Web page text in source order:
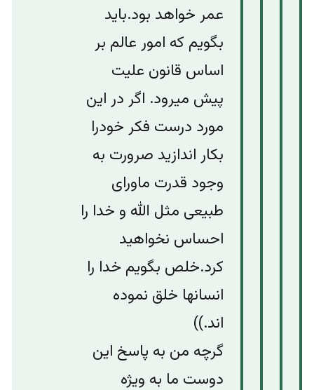
عمر خواهد بود.باید
بگویم که امور عالم بر
اساس قانون علیت
پیش میرود. اگر در این
مورد درست فکر خودرا
بکار اندازید صرورت به
وجود قدرت ماورای
طبیعی مثل الله و خدا را
احساس نخواهید
کرد.خلص بگویم خدا را
انسانها خلق نموده
اند.))
گرچه من به پاسخ این
دوست ما به ویژه